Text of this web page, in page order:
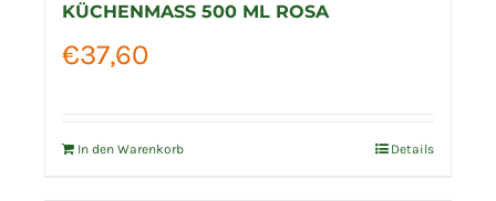
KÜCHENMASS 500 ML ROSA
€37,60
In den Warenkorb Details